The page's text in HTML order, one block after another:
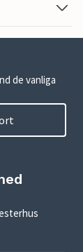
de vanliga